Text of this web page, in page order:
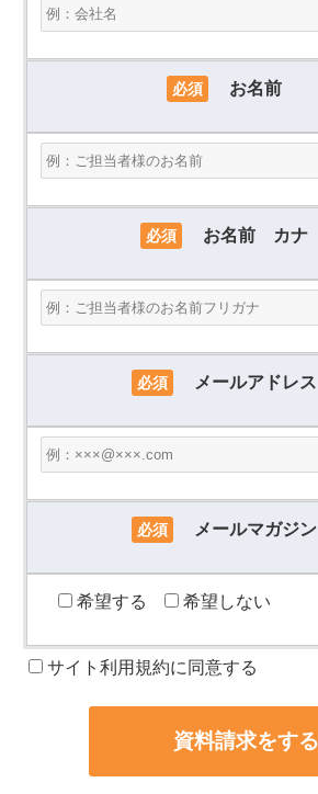
必須 お名前
必須 お名前 カナ
必須 メールアドレス
必須 メールマガジン
希望する 希望しない
サイト利用規約に同意する